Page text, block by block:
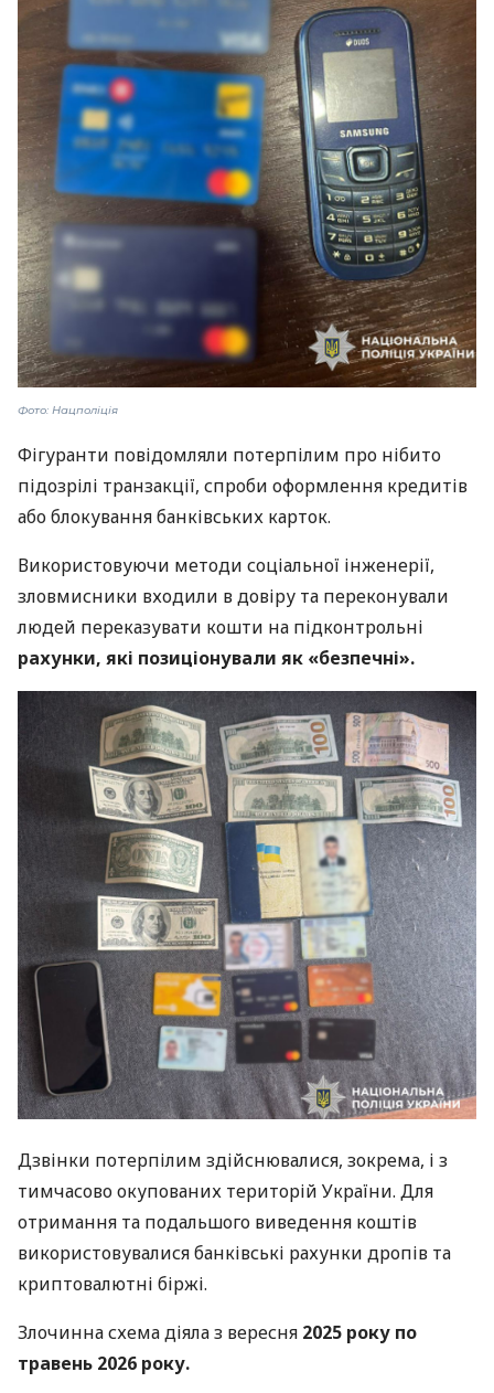
Фото: Нацполіція
Фігуранти повідомляли потерпілим про нібито
підозрілі транзакції, спроби оформлення кредитів
або блокування банківських карток.
Використовуючи методи соціальної інженерії,
зловмисники входили в довіру та переконували
людей переказувати кошти на підконтрольні
рахунки, які позиціонували як «безпечні».
Дзвінки потерпілим здійснювалися, зокрема, і з
тимчасово окупованих територій України. Для
отримання та подальшого виведення коштів
використовувалися банківські рахунки дропів та
криптовалютні біржі.
Злочинна схема діяла з вересня 2025 року по
травень 2026 року.